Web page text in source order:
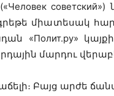
միատեսակ
«Полит.ру»
մարդու
Բայց արժե